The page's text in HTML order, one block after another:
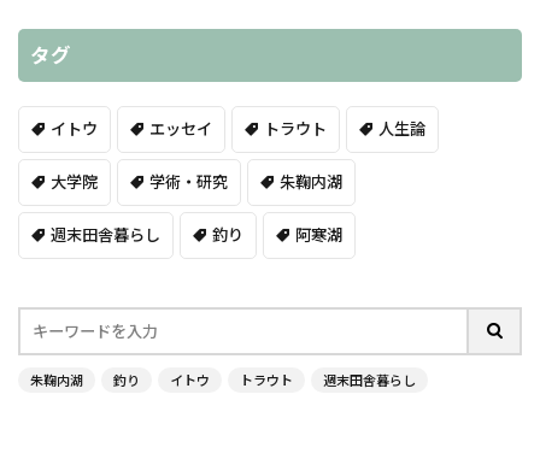
タグ
イトウ エッセイ トラウト 人生論
大学院 学術・研究 朱鞠内湖
週末田舎暮らし 釣り 阿寒湖
朱鞠内湖 釣り イトウ トラウト 週末田舎暮らし